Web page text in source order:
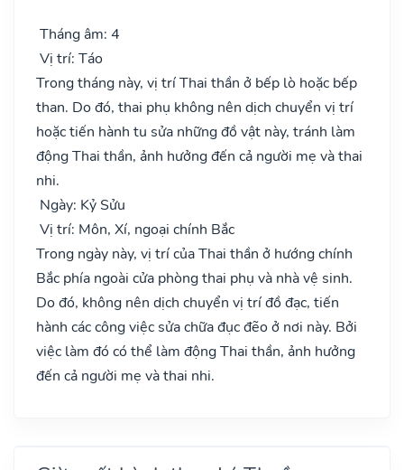
Tháng âm: 4
Vị trí: Táo
Trong tháng này, vị trí Thai thần ở bếp lò hoặc bếp
than. Do đó, thai phụ không nên dịch chuyển vị trí
hoặc tiến hành tu sửa những đồ vật này, tránh làm
động Thai thần, ảnh hưởng đến cả người mẹ và thai
nhi.
Ngày: Kỷ Sửu
Vị trí: Môn, Xí, ngoại chính Bắc
Trong ngày này, vị trí của Thai thần ở hướng chính
Bắc phía ngoài cửa phòng thai phụ và nhà vệ sinh.
Do đó, không nên dịch chuyển vị trí đồ đạc, tiến
hành các công việc sửa chữa đục đẽo ở nơi này. Bởi
việc làm đó có thể làm động Thai thần, ảnh hưởng
đến cả người mẹ và thai nhi.